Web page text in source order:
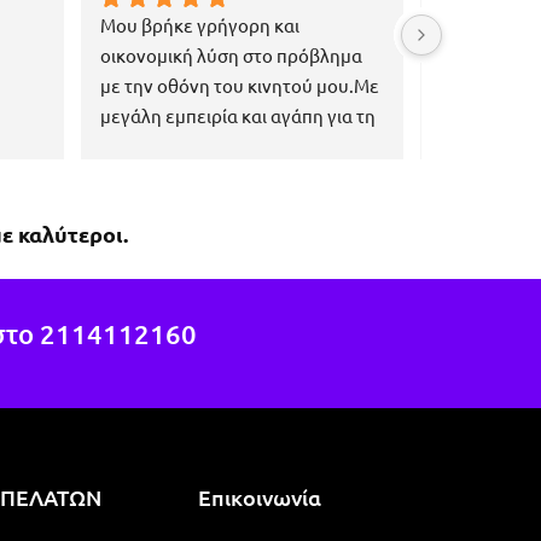
Μου βρήκε γρήγορη και
οικονομική λύση στο πρόβλημα
με την οθόνη του κινητού μου.Με
μεγάλη εμπειρία και αγάπη για τη
μετακίνηση με τη συγκοινωνία,
Εξαιρετική
καλύτεροι.
2114112160
Επικοινωνία